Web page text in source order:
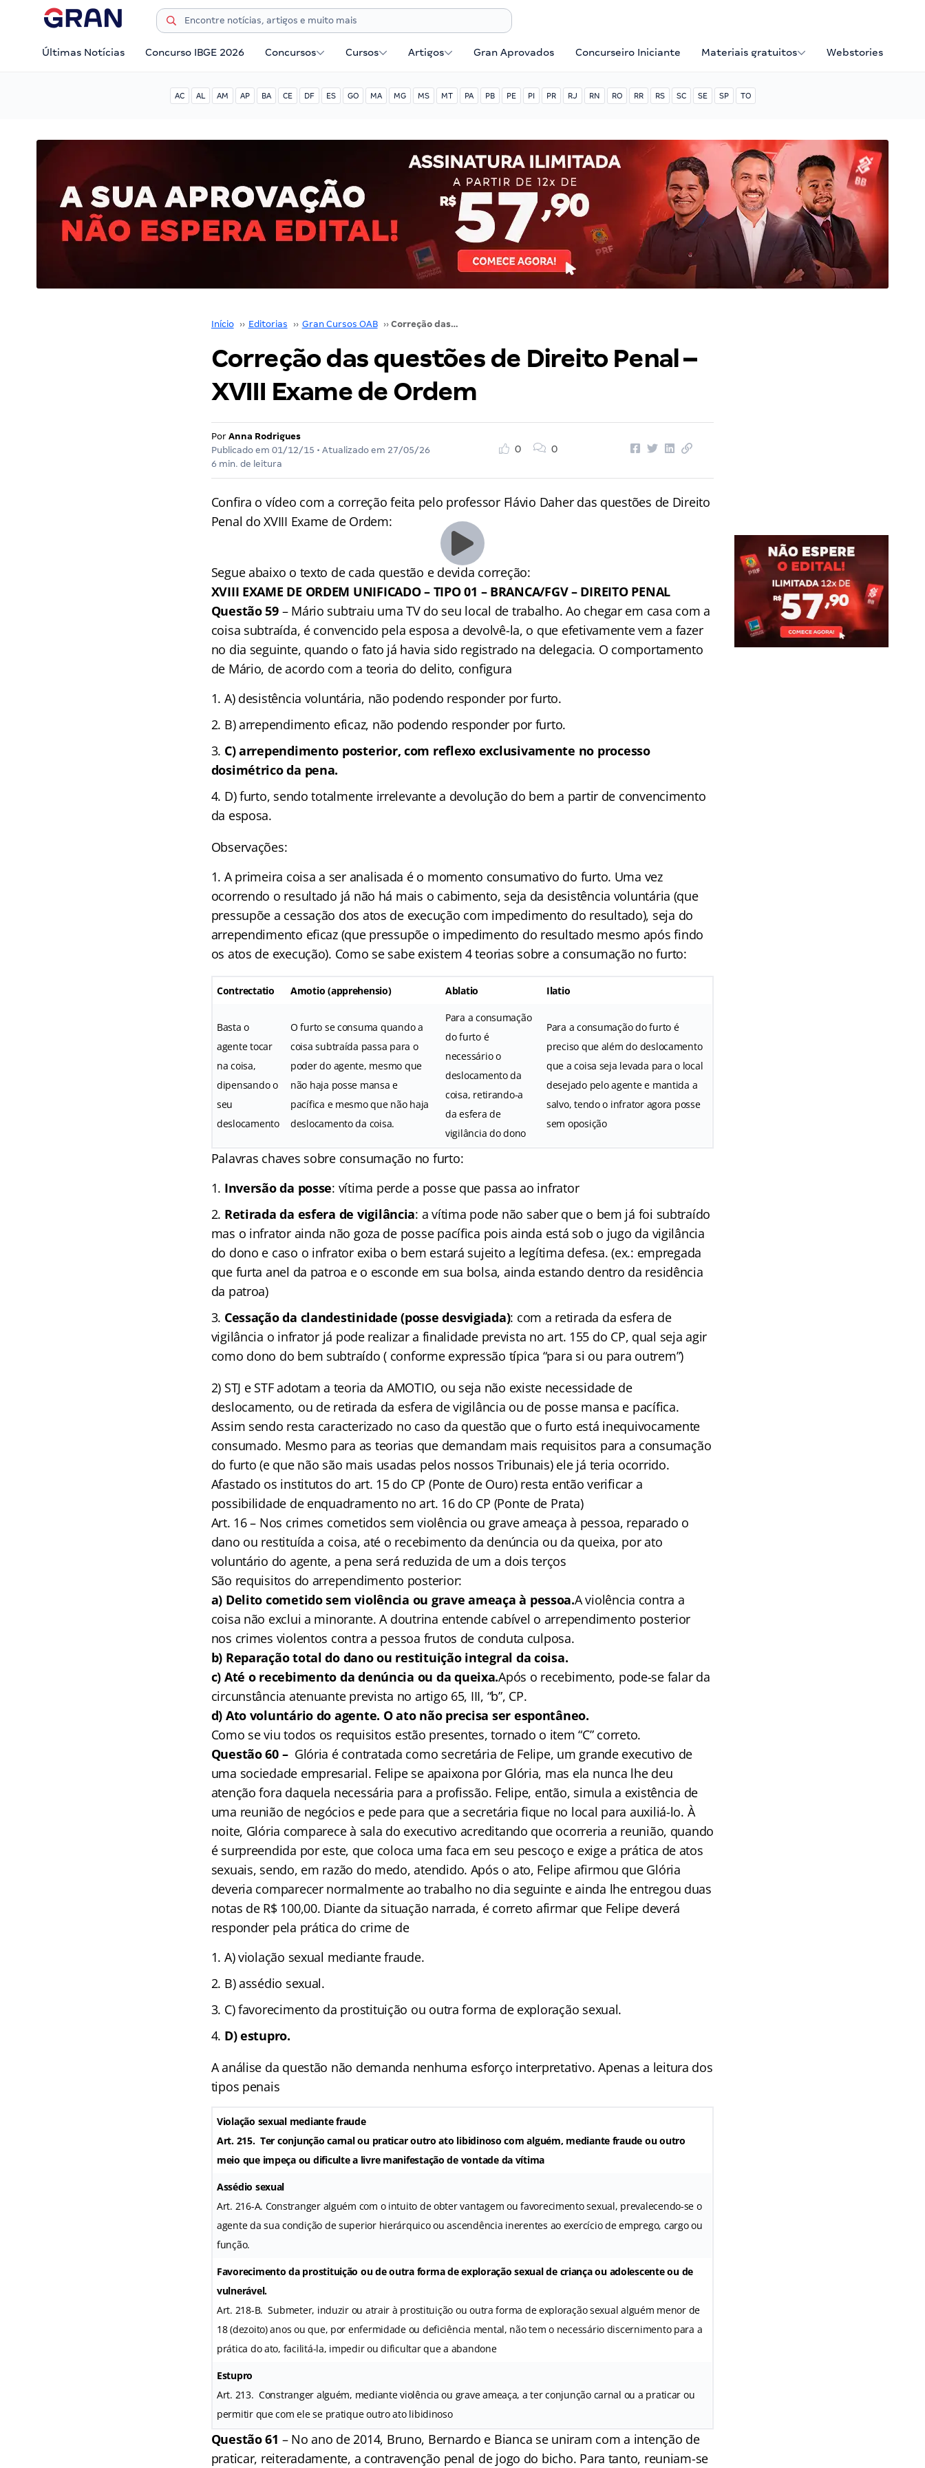
Últimas Notícias Concurso IBGE 2026 Concursos Cursos Artigos Gran Aprovados Concurseiro Iniciante Materiais gratuitos Webstories
AC AL AM AP BA CE DF ES GO MA MG MS MT PA PB PE PI PR RJ RN RO RR RS SC SE SP TO
Início ›› Editorias ›› Gran Cursos OAB ›› Correção das questões de Direito Penal – XVIII Exame de Ordem
Correção das questões de Direito Penal –
XVIII Exame de Ordem
Por Anna Rodrigues
Publicado em 01/12/15 • Atualizado em 27/05/26
6 min. de leitura
0 0
Confira o vídeo com a correção feita pelo professor Flávio Daher das questões de Direito
Penal do XVIII Exame de Ordem:
Segue abaixo o texto de cada questão e devida correção:
XVIII EXAME DE ORDEM UNIFICADO – TIPO 01 – BRANCA/FGV – DIREITO PENAL
Questão 59– Mário subtraiu uma TV do seu local de trabalho. Ao chegar em casa com a
coisa subtraída, é convencido pela esposa a devolvê-la, o que efetivamente vem a fazer
no dia seguinte, quando o fato já havia sido registrado na delegacia. O comportamento
de Mário, de acordo com a teoria do delito, configura
A) desistência voluntária, não podendo responder por furto.
B) arrependimento eficaz, não podendo responder por furto.
C) arrependimento posterior, com reflexo exclusivamente no processo
dosimétrico da pena.
D) furto, sendo totalmente irrelevante a devolução do bem a partir de convencimento
da esposa.
Observações:
A primeira coisa a ser analisada é o momento consumativo do furto. Uma vez
ocorrendo o resultado já não há mais o cabimento, seja da desistência voluntária (que
pressupõe a cessação dos atos de execução com impedimento do resultado), seja do
arrependimento eficaz (que pressupõe o impedimento do resultado mesmo após findo
os atos de execução). Como se sabe existem 4 teorias sobre a consumação no furto:
Contrectatio Amotio (apprehensio) Ablatio Ilatio
Basta o
agente tocar
na coisa,
dipensando o
seu
deslocamento
O furto se consuma quando a
coisa subtraída passa para o
poder do agente, mesmo que
não haja posse mansa e
pacífica e mesmo que não haja
deslocamento da coisa.
Para a consumação
do furto é
necessário o
deslocamento da
coisa, retirando-a
da esfera de
vigilância do dono
Para a consumação do furto é
preciso que além do deslocamento
que a coisa seja levada para o local
desejado pelo agente e mantida a
salvo, tendo o infrator agora posse
sem oposição
Palavras chaves sobre consumação no furto:
Inversão da posse: vítima perde a posse que passa ao infrator
Retirada da esfera de vigilância: a vítima pode não saber que o bem já foi subtraído
mas o infrator ainda não goza de posse pacífica pois ainda está sob o jugo da vigilância
do dono e caso o infrator exiba o bem estará sujeito a legítima defesa. (ex.: empregada
que furta anel da patroa e o esconde em sua bolsa, ainda estando dentro da residência
da patroa)
Cessação da clandestinidade (posse desvigiada): com a retirada da esfera de
vigilância o infrator já pode realizar a finalidade prevista no art. 155 do CP, qual seja agir
como dono do bem subtraído ( conforme expressão típica “para si ou para outrem”)
2) STJ e STF adotam a teoria da AMOTIO, ou seja não existe necessidade de
deslocamento, ou de retirada da esfera de vigilância ou de posse mansa e pacífica.
Assim sendo resta caracterizado no caso da questão que o furto está inequivocamente
consumado. Mesmo para as teorias que demandam mais requisitos para a consumação
do furto (e que não são mais usadas pelos nossos Tribunais) ele já teria ocorrido.
Afastado os institutos do art. 15 do CP (Ponte de Ouro) resta então verificar a
possibilidade de enquadramento no art. 16 do CP (Ponte de Prata)
Art. 16 – Nos crimes cometidos sem violência ou grave ameaça à pessoa, reparado o
dano ou restituída a coisa, até o recebimento da denúncia ou da queixa, por ato
voluntário do agente, a pena será reduzida de um a dois terços
São requisitos do arrependimento posterior:
a) Delito cometido sem violência ou grave ameaça à pessoa.A violência contra a
coisa não exclui a minorante. A doutrina entende cabível o arrependimento posterior
nos crimes violentos contra a pessoa frutos de conduta culposa.
b) Reparação total do dano ou restituição integral da coisa.
c) Até o recebimento da denúncia ou da queixa.Após o recebimento, pode-se falar da
circunstância atenuante prevista no artigo 65, III, “b”, CP.
d) Ato voluntário do agente. O ato não precisa ser espontâneo.
Como se viu todos os requisitos estão presentes, tornado o item “C” correto.
Questão 60 – Glória é contratada como secretária de Felipe, um grande executivo de
uma sociedade empresarial. Felipe se apaixona por Glória, mas ela nunca lhe deu
atenção fora daquela necessária para a profissão. Felipe, então, simula a existência de
uma reunião de negócios e pede para que a secretária fique no local para auxiliá-lo. À
noite, Glória comparece à sala do executivo acreditando que ocorreria a reunião, quando
é surpreendida por este, que coloca uma faca em seu pescoço e exige a prática de atos
sexuais, sendo, em razão do medo, atendido. Após o ato, Felipe afirmou que Glória
deveria comparecer normalmente ao trabalho no dia seguinte e ainda lhe entregou duas
notas de R$ 100,00. Diante da situação narrada, é correto afirmar que Felipe deverá
responder pela prática do crime de
A) violação sexual mediante fraude.
B) assédio sexual.
C) favorecimento da prostituição ou outra forma de exploração sexual.
D) estupro.
A análise da questão não demanda nenhuma esforço interpretativo. Apenas a leitura dos
tipos penais
Violação sexual mediante fraude
Art. 215. Ter conjunção carnal ou praticar outro ato libidinoso com alguém, mediante fraude ou outro
meio que impeça ou dificulte a livre manifestação de vontade da vítima
Assédio sexual
Art. 216-A. Constranger alguém com o intuito de obter vantagem ou favorecimento sexual, prevalecendo-se o
agente da sua condição de superior hierárquico ou ascendência inerentes ao exercício de emprego, cargo ou
função.
Favorecimento da prostituição ou de outra forma de exploração sexual de criança ou adolescente ou de
vulnerável.
Art. 218-B. Submeter, induzir ou atrair à prostituição ou outra forma de exploração sexual alguém menor de
18 (dezoito) anos ou que, por enfermidade ou deficiência mental, não tem o necessário discernimento para a
prática do ato, facilitá-la, impedir ou dificultar que a abandone
Estupro
Art. 213. Constranger alguém, mediante violência ou grave ameaça, a ter conjunção carnal ou a praticar ou
permitir que com ele se pratique outro ato libidinoso
Questão 61 – No ano de 2014, Bruno, Bernardo e Bianca se uniram com a intenção de
praticar, reiteradamente, a contravenção penal de jogo do bicho. Para tanto, reuniam-se